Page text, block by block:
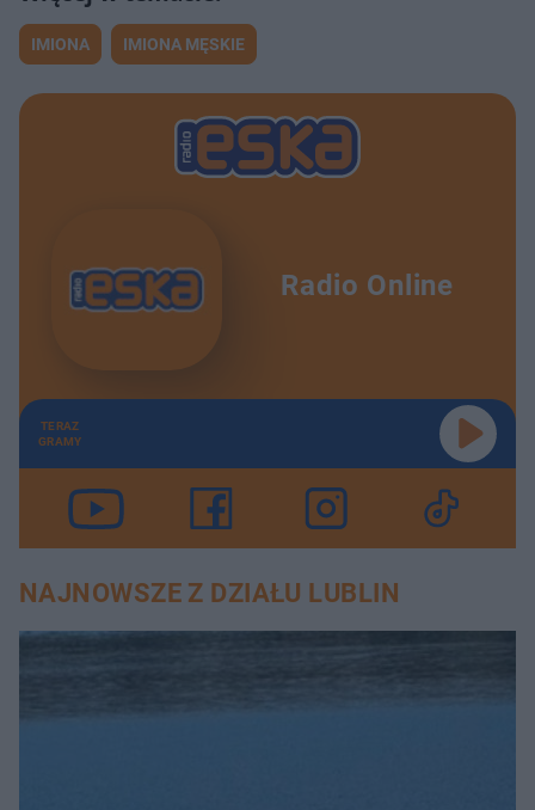
IMIONA IMIONA MĘSKIE
Radio Online
TERAZ
GRAMY
NAJNOWSZE Z DZIAŁU LUBLIN